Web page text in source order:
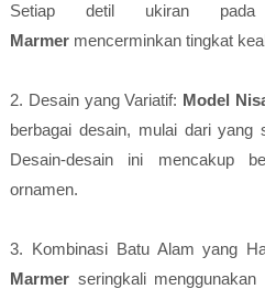
Setiap detil ukiran
Marmermencerminkan tingkat
2. Desain yang Variatif: Model
berbagai desain, mulai dari yang
Desain-desain ini mencakup
ornamen.
3. Kombinasi Batu Alam yang
Marmerseringkali menggunakan